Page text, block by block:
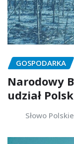
GOSPODARKA
Narodowy
udział
Słowo Polskie